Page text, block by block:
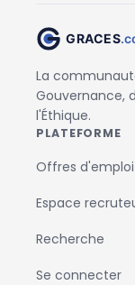
La
Gouvernance,
l'Éthique.
PLATEFORME
Offres d'emploi
Espace
Recherche
Se connecter